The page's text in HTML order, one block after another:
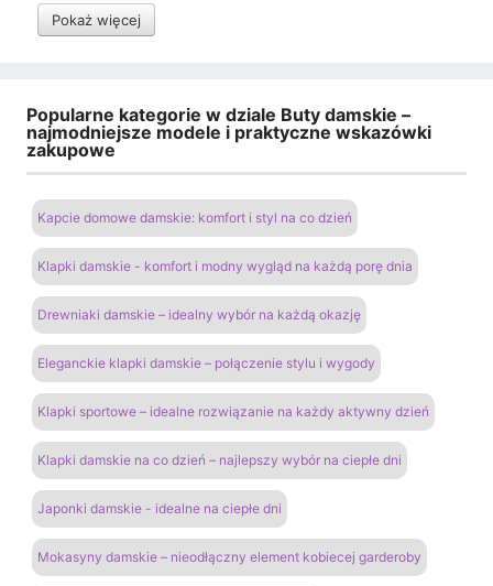
Pokaż więcej
Popularne kategorie w dziale Buty damskie –
najmodniejsze modele i praktyczne wskazówki
zakupowe
Kapcie domowe damskie: komfort i styl na co dzień
Klapki damskie - komfort i modny wygląd na każdą porę dnia
Drewniaki damskie – idealny wybór na każdą okazję
Eleganckie klapki damskie – połączenie stylu i wygody
Klapki sportowe – idealne rozwiązanie na każdy aktywny dzień
Klapki damskie na co dzień – najlepszy wybór na ciepłe dni
Japonki damskie - idealne na ciepłe dni
Mokasyny damskie – nieodłączny element kobiecej garderoby